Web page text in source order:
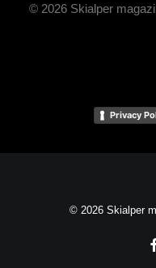
© 2026 Skialper
Privacy
© 2026 Skialper